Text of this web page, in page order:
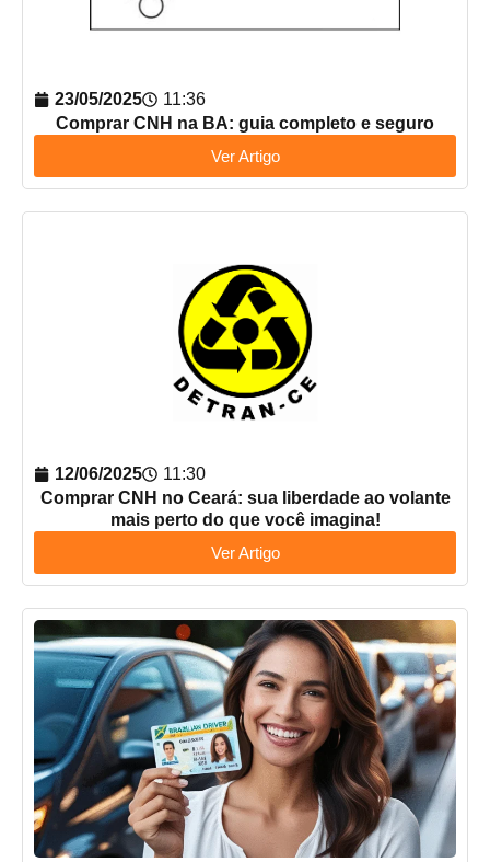
23/05/2025
11:36
Comprar CNH na BA: guia completo e seguro
Ver Artigo
12/06/2025
11:30
Comprar CNH no Ceará: sua liberdade ao volante
mais perto do que você imagina!
Ver Artigo